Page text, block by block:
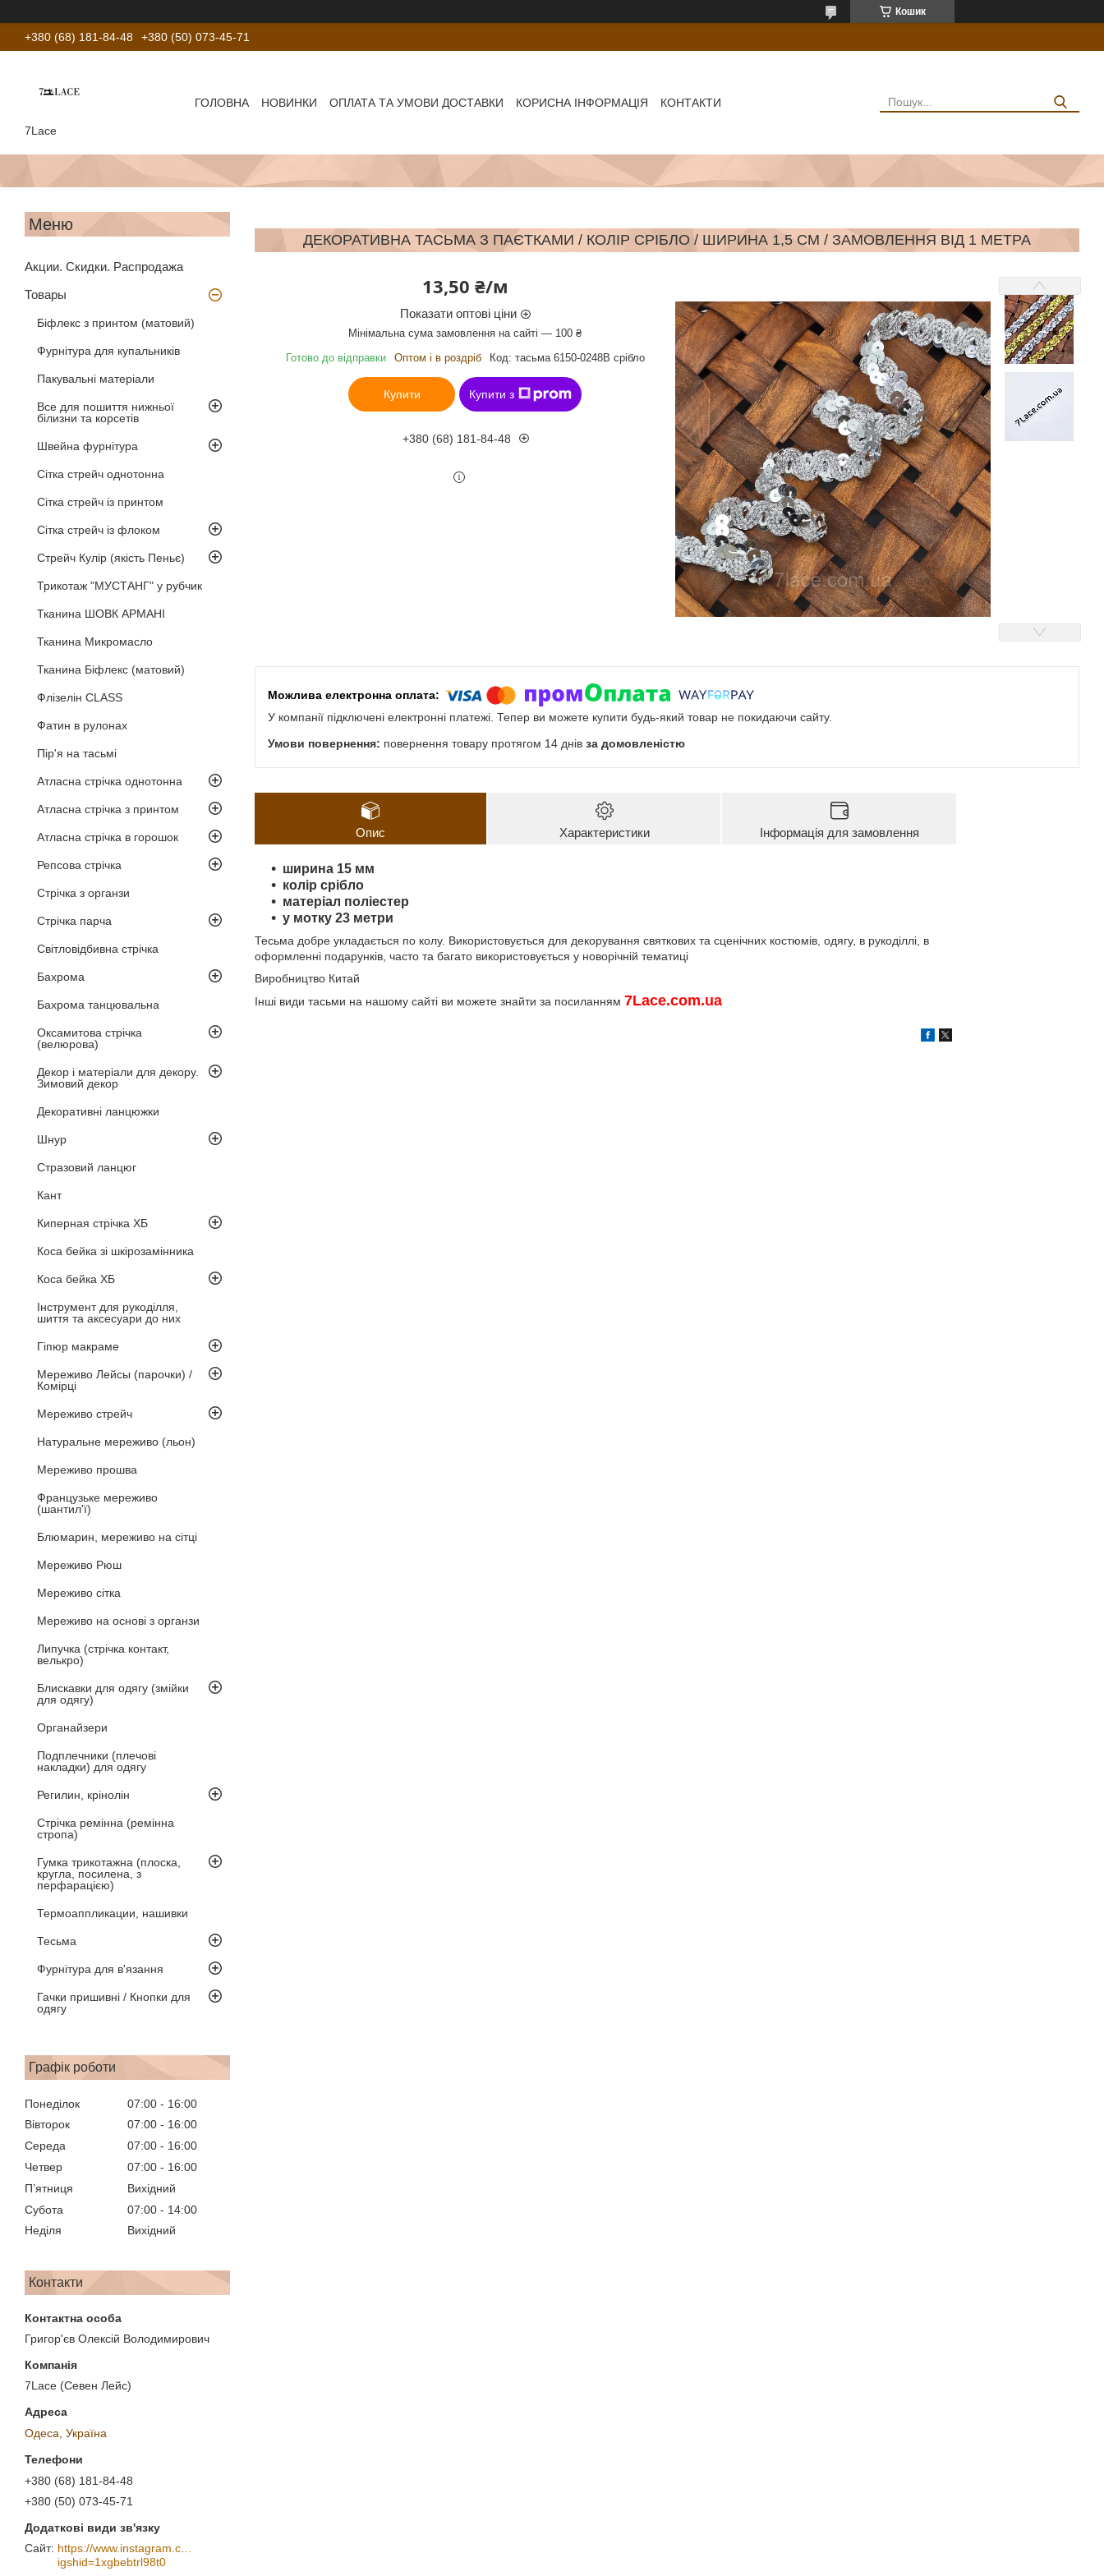
Кошик
+380 (68) 181-84-48 +380 (50) 073-45-71
7Lace
ГОЛОВНА НОВИНКИ ОПЛАТА ТА УМОВИ ДОСТАВКИ КОРИСНА ІНФОРМАЦІЯ КОНТАКТИ
Акции. Скидки. Распродажа
Товары
Біфлекс з принтом (матовий)
Фурнітура для купальників
Пакувальні матеріали
Все для пошиття нижньої
білизни та корсетів
Швейна фурнітура
Сітка стрейч однотонна
Сітка стрейч із принтом
Сітка стрейч із флоком
Стрейч Кулір (якість Пеньє)
Трикотаж "МУСТАНГ" у рубчик
Тканина ШОВК АРМАНІ
Тканина Микромасло
Тканина Біфлекс (матовий)
Флізелін CLASS
Фатин в рулонах
Пір'я на тасьмі
Атласна стрічка однотонна
Атласна стрічка з принтом
Атласна стрічка в горошок
Репсова стрічка
Стрічка з органзи
Стрічка парча
Світловідбивна стрічка
Бахрома
Бахрома танцювальна
Оксамитова стрічка
(велюрова)
Декор і матеріали для декору.
Зимовий декор
Декоративні ланцюжки
Шнур
Стразовий ланцюг
Кант
Киперная стрічка ХБ
Коса бейка зі шкірозамінника
Коса бейка ХБ
Інструмент для рукоділля,
шиття та аксесуари до них
Гіпюр макраме
Мереживо Лейсы (парочки) /
Комірці
Мереживо стрейч
Натуральне мереживо (льон)
Мереживо прошва
Французьке мереживо
(шантил'ї)
Блюмарин, мереживо на сітці
Мереживо Рюш
Мереживо сітка
Мереживо на основі з органзи
Липучка (стрічка контакт,
велькро)
Блискавки для одягу (змійки
для одягу)
Органайзери
Подплечники (плечові
накладки) для одягу
Регилин, крінолін
Стрічка ремінна (ремінна
стропа)
Гумка трикотажна (плоска,
кругла, посилена, з
перфарацією)
Термоаппликации, нашивки
Тесьма
Фурнітура для в'язання
Гачки пришивні / Кнопки для
одягу
Графік роботи
Понеділок 07:00
16:00
Вівторок
07:00
16:00
Середа
07:00
16:00
Четвер
07:00
16:00
Пʼятниця
Вихідний
Субота
07:00
14:00
Неділя
Вихідний
Контакти
Григор'єв Олексій Володимирович
7Lace (Севен Лейс)
Одеса, Україна
+380 (68) 181-84-48
+380 (50) 073-45-71
https://www.instagram.com/7_lace/?
igshid=1xgbebtrl98t0
ДЕКОРАТИВНА ТАСЬМА З ПАЄТКАМИ / КОЛІР СРІБЛО / ШИРИНА 1,5 СМ / ЗАМОВЛЕННЯ ВІД 1 МЕТРА
13,50 ₴/м
Показати оптові ціни
Мінімальна сума замовлення на сайті — 100 ₴
Готово до відправки
Оптом і в роздріб Код: тасьма 6150-0248В срібло
Купити Купити з
+380 (68) 181-84-48
У компанії підключені електронні платежі. Тепер ви можете купити будь-який товар не покидаючи сайту.
повернення товару протягом 14 днів за домовленістю
Опис Характеристики Інформація для замовлення
ширина 15 мм
колір срібло
матеріал поліестер
у мотку 23 метри
Тесьма добре укладається по колу. Використовується для декорування святкових та сценічних костюмів, одягу, в рукоділлі, в
оформленні подарунків, часто та багато використовується у новорічній тематиці
Виробництво Китай
Інші види тасьми на нашому сайті ви можете знайти за посиланням 7Lace.com.ua